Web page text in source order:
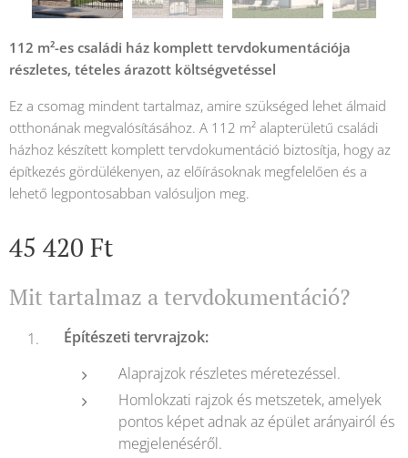
112 m²-es családi ház komplett tervdokumentációja
részletes, tételes árazott költségvetéssel
Ez a csomag mindent tartalmaz, amire szükséged lehet álmaid
otthonának megvalósításához. A 112 m² alapterületű családi
házhoz készített komplett tervdokumentáció biztosítja, hogy az
építkezés gördülékenyen, az előírásoknak megfelelően és a
lehető legpontosabban valósuljon meg.
45 420 Ft
Mit tartalmaz a tervdokumentáció?
Építészeti tervrajzok:
Alaprajzok részletes méretezéssel.
Homlokzati rajzok és metszetek, amelyek
pontos képet adnak az épület arányairól és
megjelenéséről.